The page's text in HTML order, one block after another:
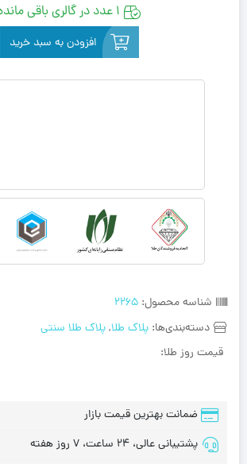
شناسه محصول: 2265
دسته‌بندی‌ها: پلاک طلا,پلاک طلا سنتی
قیمت روز طلا:
ضمانت بهترین قیمت بازار
پشتیبانی عالی، 24 ساعت، 7 روز هفته
1 عدد در گالری باقی مانده
افزودن به سبد خرید